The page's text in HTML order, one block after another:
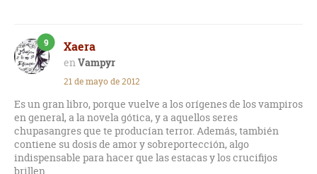
Xaera
Vampyr
9
21 de mayo de 2012
Es un gran libro, porque vuelve a los orígenes de los vampiros
en general, a la novela gótica, y a aquellos seres
chupasangres que te producían terror. Además, también
contiene su dosis de amor y sobreportección, algo
indispensable para hacer que las estacas y los crucifijos
brillen.